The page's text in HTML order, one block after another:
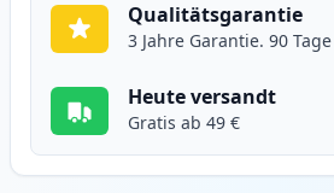
Qualitätsgarantie
3 Jahre Garantie. 90
Heute versandt
Gratis ab 49 €